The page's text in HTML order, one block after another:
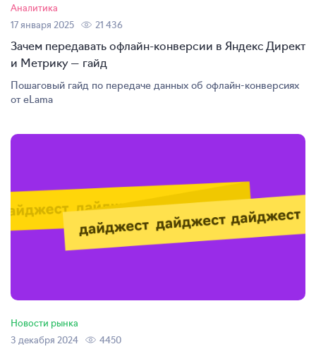
Аналитика
17 января 2025
21 436
Зачем передаватьофлайн-конверсии в Яндекс Директ
и Метрику — гайд
Пошаговый гайд по передаче данных об офлайн-конверсиях
от eLama
Новости рынка
3 декабря 2024
4450